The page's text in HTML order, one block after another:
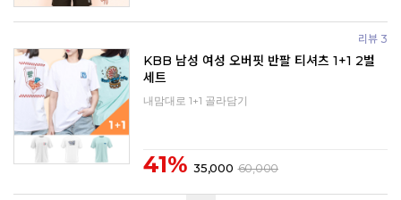
리뷰 3
KBB 남성 여성 오버핏 반팔 티셔츠 1+1 2벌
세트
내맘대로 1+1 골라담기
41% 35,000 60,000